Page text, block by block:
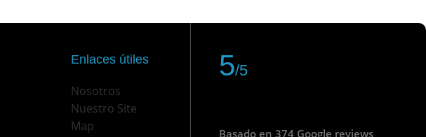
Enlaces útiles
Nosotros
Nuestro Site
Map
5/5
Basado en 374 Google reviews